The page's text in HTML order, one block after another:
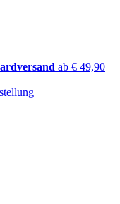
ab € 49,90